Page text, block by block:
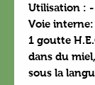
Utilisation : -
Voie
1 goutte
dans du
sous la